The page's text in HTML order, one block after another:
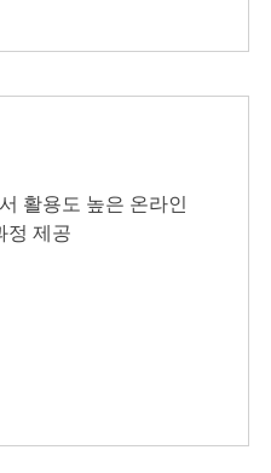
활용도 높은 온라인
정 제공